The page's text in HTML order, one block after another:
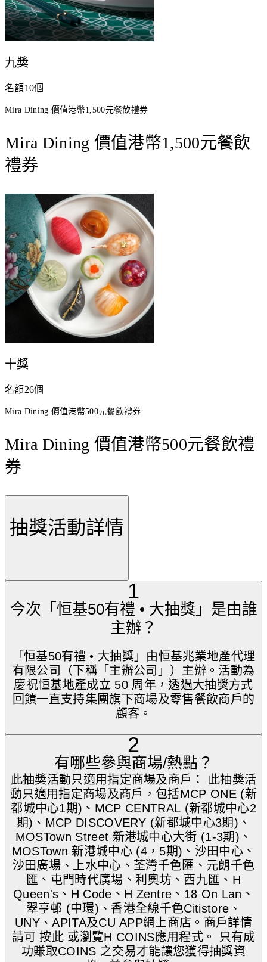
九獎
名額10個
Mira Dining 價值港幣1,500元餐飲禮券
Mira Dining 價值港幣1,500元餐飲
禮券
十獎
名額26個
Mira Dining 價值港幣500元餐飲禮券
Mira Dining 價值港幣500元餐飲禮
券
抽獎活動詳情
1
今次「恒基50有禮 • 大抽獎」是由誰
主辦？
「恒基50有禮 • 大抽獎」由恒基兆業地產代理
有限公司（下稱「主辦公司」）主辦。活動為
慶祝恒基地產成立 50 周年，透過大抽獎方式
回饋一直支持集團旗下商場及零售餐飲商戶的
顧客。
2
有哪些參與商場/熱點？
此抽獎活動只適用指定商場及商戶： 此抽獎活
動只適用指定商場及商戶，包括MCP ONE (新
都城中心1期)、MCP CENTRAL (新都城中心2
期)、MCP DISCOVERY (新都城中心3期)、
MOSTown Street 新港城中心大街 (1-3期)、
MOSTown 新港城中心 (4，5期)、沙田中心、
沙田廣場、上水中心、荃灣千色匯、元朗千色
匯、屯門時代廣場、利奧坊、西九匯、H
Queen's、H Code、H Zentre、18 On Lan、
翠亨邨 (中環)、香港全線千色Citistore、
UNY、APITA及CU APP網上商店。商戶詳情
請可 按此 或瀏覽H COINS應用程式。 只有成
功賺取COINS 之交易才能讓您獲得抽獎資